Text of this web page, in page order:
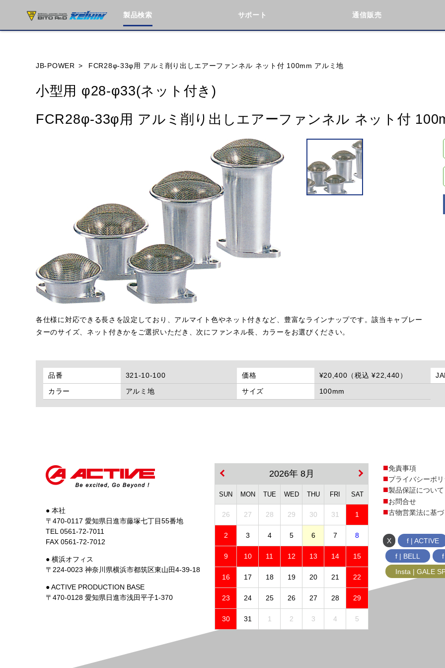
製品検索 サポート 通信販売
閉じる
JB-POWER FCR28φ-33φ用 アルミ削り出しエアーファンネル ネット付 100mm アルミ地
小型用 φ28-φ33(ネット付き)
FCR28φ-33φ用 アルミ削り出しエアーファンネル ネット付
各仕様に対応できる長さを設定しており、アルマイト色やネット付きなど、豊富なラインナップです。該当キャブレー
ターのサイズ、ネット付きかをご選択いただき、次にファンネル長、カラーをお選びください。
品番 321-10-100 価格 ¥20,400（税込 ¥22,440）
カラー
アルミ地 サイズ 100mm
● 本社
〒470-0117 愛知県日進市藤塚七丁目55番地
TEL 0561-72-7011
FAX 0561-72-7012
● 横浜オフィス
〒224-0023 神奈川県横浜市都筑区東山田4-39-18
● ACTIVE PRODUCTION BASE
〒470-0128 愛知県日進市浅田平子1-370
2026年 8月
SUN MON TUE WED THU FRI SAT
26 27 28 29 30 31 1
2 3 4 5 6 7 8
9 10 11 12 13 14 15
16 17 18 19 20 21 22
23 24 25 26 27 28 29
30 31 1 2 3 4 5
免責事項
プライバシーポ
製品保証について
お問合せ
古物営業法に基
X f | ACTIVE
f | BELL
Insta | GALE